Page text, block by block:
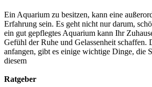
Ein Aquarium zu besitzen, kann eine außerordentlich lohnende
Erfahrung sein. Es geht nicht nur darum,
ein gut gepflegtes Aquarium kann Ihr
Gefühl der Ruhe und Gelassenheit schaffen.
anfangen, gibt es einige wichtige Dinge, die
diesem
Ratgeber